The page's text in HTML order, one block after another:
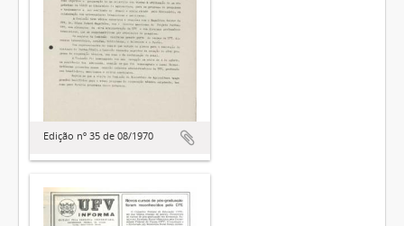
Edição nº 35 de 08/1970